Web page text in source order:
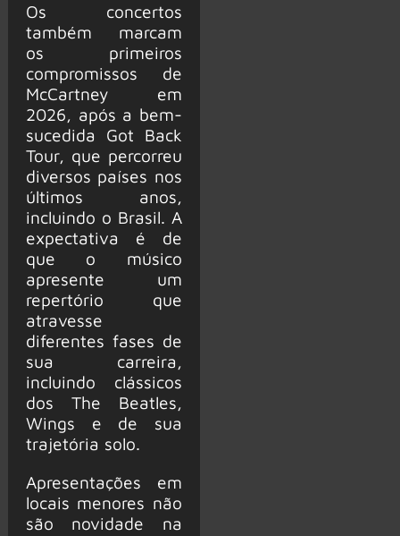
Os concertos
também marcam
os primeiros
compromissos de
McCartney em
2026, após a bem-
sucedida Got Back
Tour, que percorreu
diversos países nos
últimos anos,
incluindo o Brasil. A
expectativa é de
que o músico
apresente um
repertório que
atravesse
diferentes fases de
sua carreira,
incluindo clássicos
dos The Beatles,
Wings e de sua
trajetória solo.
Apresentações em
locais menores não
são novidade na